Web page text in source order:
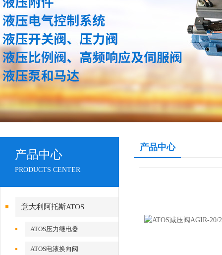
产品中心
PRODUCTS CENTER
意大利阿托斯ATOS
ATOS压力继电器
ATOS电液换向阀
产品中心